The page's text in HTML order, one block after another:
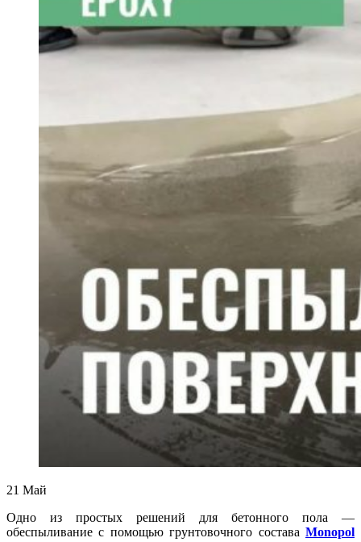
21 Май
Одно из простых решений для бетонного пола —
обеспыливание с помощью грунтовочного состава Monopol